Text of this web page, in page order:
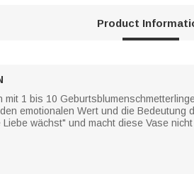
Product
mit 1 bis 10
emotionalen Wert und die
wächst" und macht diese Vase